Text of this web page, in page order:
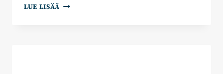
LUE LISÄÄ UUDENMAAN